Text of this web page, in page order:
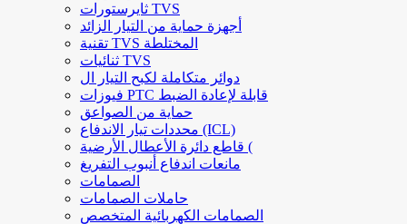
ثايرستورات TVS
أجهزة حماية من التيار الزائد
تقنية TVS المختلطة
ثنائيات TVS
دوائر متكاملة لكبح التيار ال
فيوزات PTC قابلة لإعادة الضبط
حماية من الصواعق
محددات تيار الاندفاع (ICL)
قاطع دائرة الأعطال الأرضية (
مانعات اندفاع أنبوب التفريغ
الصمامات
حاملات الصمامات
الصمامات الكهربائية المتخصص